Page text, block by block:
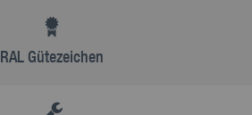
RAL Gütezeichen